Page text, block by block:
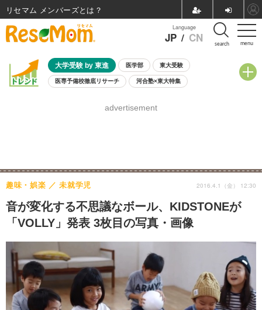
menu
Language
JP / CN search
大学受験 by 東進 医学部 東大受験
医専予備校徹底リサーチ 河合塾×東大特集
8月開催学校説明会・相談会
advertisement
音が変化する不思議なボール、KIDSTONEが
「VOLLY」発表 3枚目の写真・画像
趣味・娯楽 未就学児 2016.4.1（金） 12:30
リセマム メンバーズ